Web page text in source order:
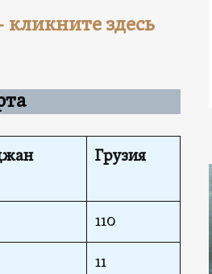
здесь
Грузия
110
11